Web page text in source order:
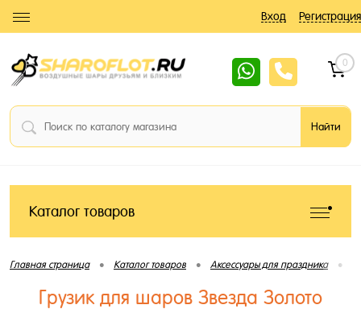
Вход Регистрация
0
Каталог товаров
Главная страница • Каталог товаров • Аксессуары для праздника •
Грузик для шаров Звезда Золото